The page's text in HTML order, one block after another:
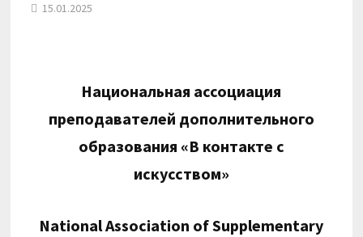
15.01.2025
Национальная ассоциация
преподавателей дополнительного
образования «В контакте с
искусством»
National Association of Supplementary